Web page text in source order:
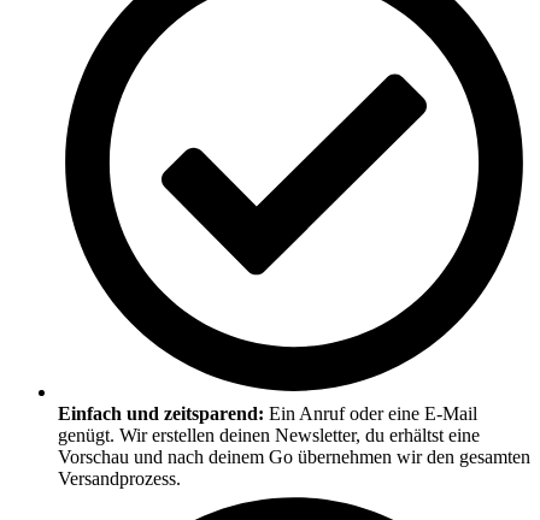
Einfach und zeitsparend: Ein Anruf oder eine E-Mail
genügt. Wir erstellen deinen Newsletter, du erhältst eine
Vorschau und nach deinem Go übernehmen wir den gesamten
Versandprozess.